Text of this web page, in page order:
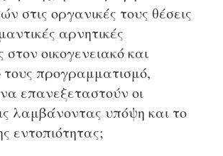
στις οργανικές τους θέσεις
αρνητικές
στον οικογενειακό και
τους προγραμματισμό,
επανεξεταστούν οι
λαμβάνοντας υπόψη και το
εντοπιότητας;